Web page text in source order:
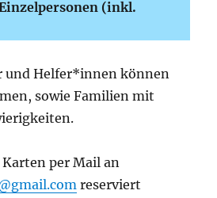
(inkl.
und Helfer*innen können
sowie Familien mit
per Mail an
reserviert